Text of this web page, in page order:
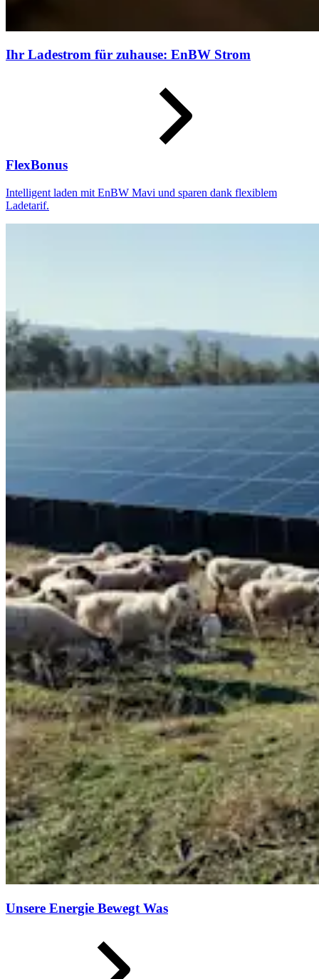
Ihr Ladestrom für zuhause: EnBW Strom
FlexBonus
Intelligent laden mit EnBW Mavi und sparen dank flexiblem
Ladetarif.
Unsere Energie Bewegt Was